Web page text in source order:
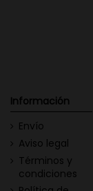
Información
Envío
Aviso legal
Términos y
condiciones